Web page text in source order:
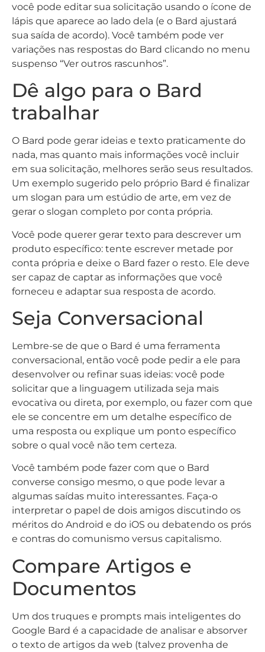
você pode editar sua solicitação usando o ícone de
lápis que aparece ao lado dela (e o Bard ajustará
sua saída de acordo). Você também pode ver
variações nas respostas do Bard clicando no menu
suspenso “Ver outros rascunhos”.
Dê algo para o Bard
trabalhar
O Bard pode gerar ideias e texto praticamente do
nada, mas quanto mais informações você incluir
em sua solicitação, melhores serão seus resultados.
Um exemplo sugerido pelo próprio Bard é finalizar
um slogan para um estúdio de arte, em vez de
gerar o slogan completo por conta própria.
Você pode querer gerar texto para descrever um
produto específico: tente escrever metade por
conta própria e deixe o Bard fazer o resto. Ele deve
ser capaz de captar as informações que você
forneceu e adaptar sua resposta de acordo.
Seja Conversacional
Lembre-se de que o Bard é uma ferramenta
conversacional, então você pode pedir a ele para
desenvolver ou refinar suas ideias: você pode
solicitar que a linguagem utilizada seja mais
evocativa ou direta, por exemplo, ou fazer com que
ele se concentre em um detalhe específico de
uma resposta ou explique um ponto específico
sobre o qual você não tem certeza.
Você também pode fazer com que o Bard
converse consigo mesmo, o que pode levar a
algumas saídas muito interessantes. Faça-o
interpretar o papel de dois amigos discutindo os
méritos do Android e do iOS ou debatendo os prós
e contras do comunismo versus capitalismo.
Compare Artigos e
Documentos
Um dos truques e prompts mais inteligentes do
Google Bard é a capacidade de analisar e absorver
o texto de artigos da web (talvez provenha de